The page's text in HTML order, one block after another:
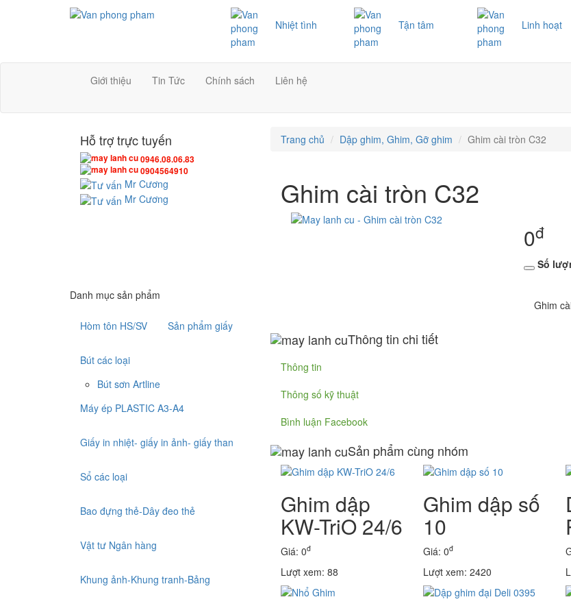
Nhiệt tình Tận tâm Linh hoạt
Giới thiệu Tin Tức Chính sách
Liên hệ
Hỗ trợ trực tuyến
0946.08.06.83
0904564910
Mr Cương
Mr Cương
Danh mục sản phẩm
Hòm tôn HS/SV Sản phẩm giấy
Bút các loại
Bút sơn Artline
Máy ép PLASTIC A3-A4
Giấy in nhiệt- giấy in ảnh- giấy than
Sổ các loại
Bao đựng thẻ-Dây đeo thẻ
Vật tư Ngân hàng
Khung ảnh-Khung tranh-Bảng
Trang chủ Dập ghim, Ghim, Gỡ ghim Ghim cài tròn C32
Ghim cài tròn C32
0đ
Số
Ghim
Thông tin chi tiết
Thông tin
Thông số kỹ thuật
Bình luận Facebook
Sản phẩm cùng nhóm
Ghim dập
KW-TriO 24/6
Giá: 0đ
Lượt xem: 88
Ghim dập số
10
Giá: 0đ
Lượt xem: 2420